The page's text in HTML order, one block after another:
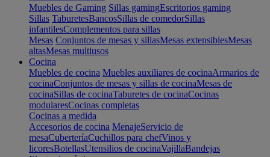
Muebles de Gaming Sillas gamingEscritorios gaming
Sillas TaburetesBancosSillas de comedorSillas
infantilesComplementos para sillas
Mesas Conjuntos de mesas y sillasMesas extensiblesMesas
altasMesas multiusos
Cocina
Muebles de cocina Muebles auxiliares de cocinaArmarios de
cocinaConjuntos de mesas y sillas de cocinaMesas de
cocinaSillas de cocinaTaburetes de cocinaCocinas
modularesCocinas completas
Cocinas a medida
Accesorios de cocina MenajeServicio de
mesaCuberteríaCuchillos para chefVinos y
licoresBotellasUtensilios de cocinaVajillaBandejas